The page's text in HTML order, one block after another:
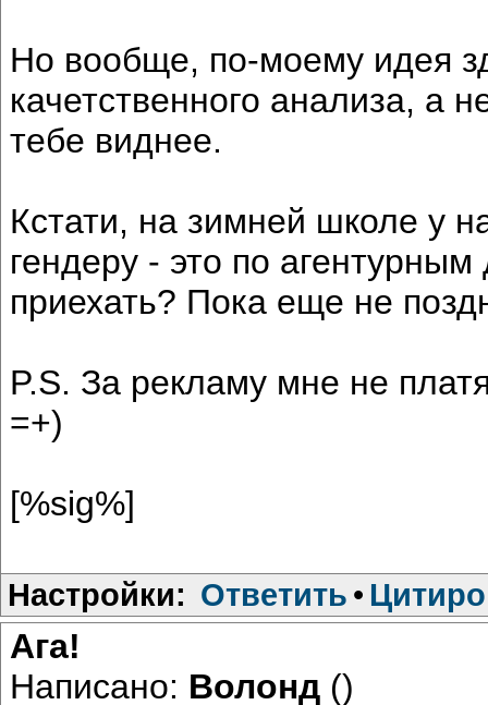
Но вообще, по-моему идея
качетственного анализа, а
тебе виднее.
Кстати, на зимней школе у
гендеру - это по
приехать? Пока еще не
P.S. За рекламу мне не
=+)
[%sig%]
Настройки: Ответить •
Ага!
Написано: Волонд ()